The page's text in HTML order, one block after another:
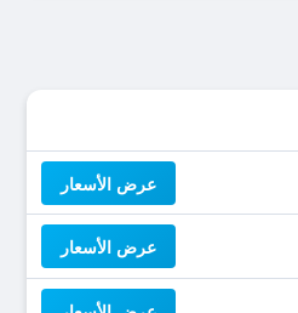
عرض الأسعار
عرض الأسعار